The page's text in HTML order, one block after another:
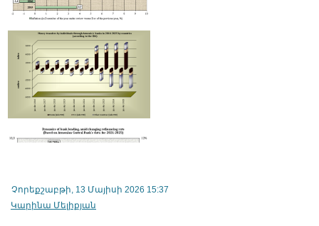
Հայկական ապահովագրական ընկերությունների շահույթի աճը
դանդաղում է՝ ապահովագրավճարների լճացմանը մոտենալու
պատճառով
Չորեքշաբթի, 13 Մայիսի 2026 15:37
Կարինա Մելիքյան